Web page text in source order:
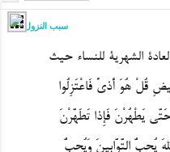
سبب النزول
الشهریة للنساء حیث
قُلْ هُوَ أَذىً فَاعْتَزِلُوا
یَطْهُرْنَ فَإِذا تَطَهَّرْنَ
یُحِبُّ التَّوَّابِینَ وَیُحِبُّ